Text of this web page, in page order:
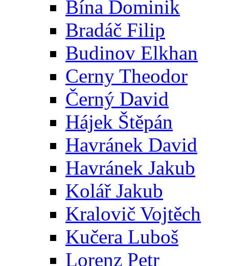
Bína Dominik
Bradáč Filip
Budinov Elkhan
Cerny Theodor
Černý David
Hájek Štěpán
Havránek David
Havránek Jakub
Kolář Jakub
Kralovič Vojtěch
Kučera Luboš
Lorenz Petr